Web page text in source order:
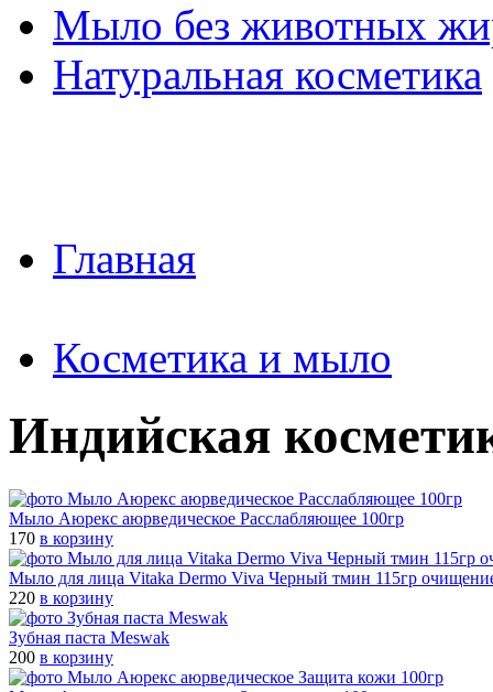
Мыло без животных
Натуральная косметика
Главная
Косметика и мыло
Индийская
Мыло Аюрекс аюрведическое Расслабляющее 100гр
170 в корзину
Мыло для лица Vitaka Dermo Viva Черный тмин 115гр
220 в корзину
Зубная паста Meswak
200 в корзину